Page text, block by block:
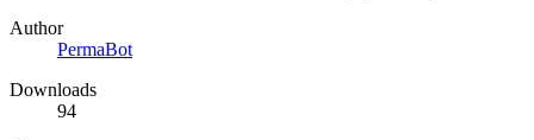
Author
PermaBot
Downloads
94